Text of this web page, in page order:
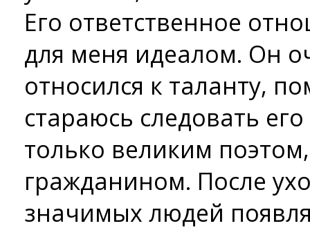
Его ответственное
для меня идеалом. Он
относился к таланту,
стараюсь следовать
только великим
гражданином. После
значимых людей